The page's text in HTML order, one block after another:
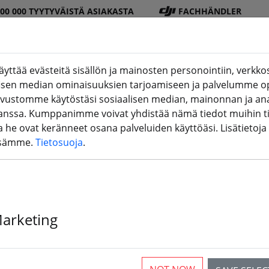
000 TYYTYVÄISTÄ ASIAKASTA FACHHÄNDLER
DJI
Shop
Paristo
t
Potkur
i
Tarvikkee
t(aktuelle Seite)
3D-
tulostus
evästeitä sisällön ja mainosten personointiin,
median ominaisuuksien tarjoamiseen ja palvelumme
käytöstäsi sosiaalisen median, mainonnan ja
Kumppanimme voivat yhdistää nämä tiedot muihin
ovat keränneet osana palveluiden käyttöäsi. Lisätietoja
Tietosuoja.